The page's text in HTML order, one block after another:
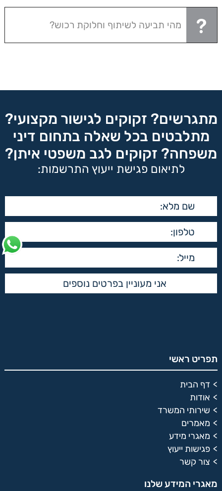
מהי תביעה לשיתוף וחלוקת רכוש?
מתגרשים? זקוקים לגישור מקצועי?
מתלבטים בכל שאלה בתחום דיני
משפחה? זקוקים לגב משפטי איתן?
לתיאום פגישת ייעוץ התרשמות:
תפריט ראשי
דף הבית
אודות
שירותי המשרד
מאמרים
מאגרי מידע
פגישות ייעוץ
צור קשר
מאגרי המידע שלנו